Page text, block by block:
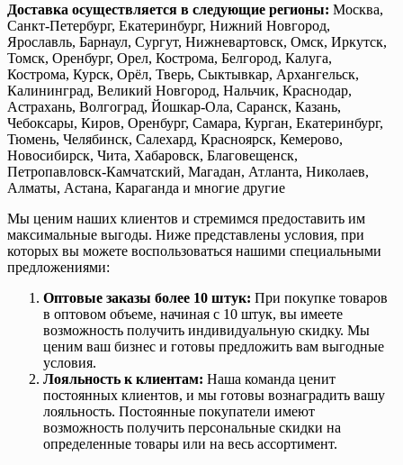
Доставка осуществляется в следующие регионы: Москва,
Санкт-Петербург, Екатеринбург, Нижний Новгород,
Ярославль, Барнаул, Сургут, Нижневартовск, Омск, Иркутск,
Томск, Оренбург, Орел, Кострома, Белгород, Калуга,
Кострома, Курск, Орёл, Тверь, Сыктывкар, Архангельск,
Калининград, Великий Новгород, Нальчик, Краснодар,
Астрахань, Волгоград, Йошкар-Ола, Саранск, Казань,
Чебоксары, Киров, Оренбург, Самара, Курган, Екатеринбург,
Тюмень, Челябинск, Салехард, Красноярск, Кемерово,
Новосибирск, Чита, Хабаровск, Благовещенск,
Петропавловск-Камчатский, Магадан, Атланта, Николаев,
Алматы, Астана, Караганда и многие другие
Мы ценим наших клиентов и стремимся предоставить им
максимальные выгоды. Ниже представлены условия, при
которых вы можете воспользоваться нашими специальными
предложениями:
Оптовые заказы более 10 штук: При покупке товаров
в оптовом объеме, начиная с 10 штук, вы имеете
возможность получить индивидуальную скидку. Мы
ценим ваш бизнес и готовы предложить вам выгодные
условия.
Лояльность к клиентам: Наша команда ценит
постоянных клиентов, и мы готовы вознаградить вашу
лояльность. Постоянные покупатели имеют
возможность получить персональные скидки на
определенные товары или на весь ассортимент.